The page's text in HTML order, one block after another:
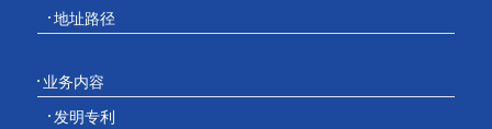
地址路径
业务内容
发明专利